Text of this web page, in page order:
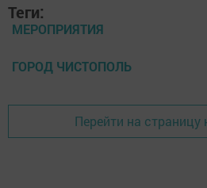
Теги:
МЕРОПРИЯТИЯ
ГОРОД ЧИСТОПОЛЬ
Перейти на страницу